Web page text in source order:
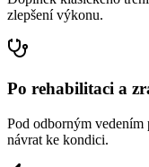
zlepšení výkonu.
Po rehabilitaci a
Pod odborným vedením
návrat ke kondici.